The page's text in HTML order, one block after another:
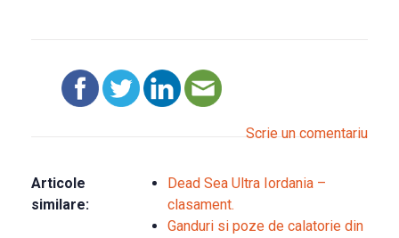
Scrie un comentariu
Articole
similare:
Dead Sea Ultra Iordania –
clasament.
Ganduri si poze de calatorie din